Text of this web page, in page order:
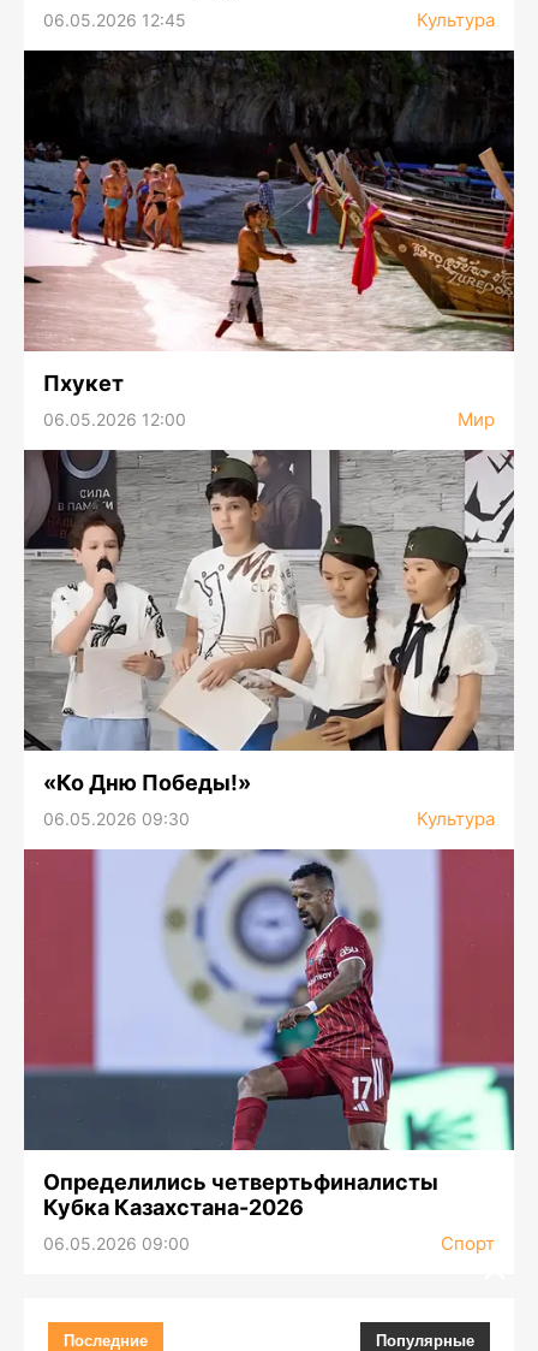
Последние Популярные
06.05.2026 12:45 Культура
Пхукет
06.05.2026 12:00 Мир
«Ко Дню Победы!»
06.05.2026 09:30 Культура
Определились четвертьфиналисты
Кубка Казахстана-2026
06.05.2026 09:00 Спорт